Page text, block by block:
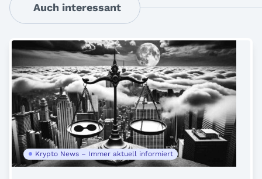
Auch interessant
Krypto News – Immer aktuell informiert